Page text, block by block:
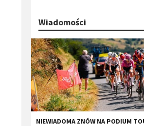
Wiadomości
​NIEWIADOMA ZNÓW NA PODIUM